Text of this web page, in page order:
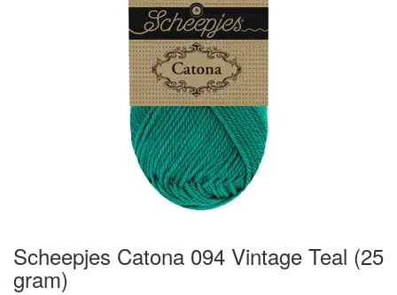
Scheepjes Catona 094 Vintage Teal (25
gram)